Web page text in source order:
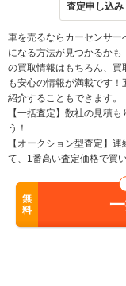
査定申し込み
車を売るならカーセンサ
になる方法が見つかるか
の買取情報はもちろん、
も安心の情報が満載です
紹介することもできます。
【一括査定】数社の見積
う！
【オークション型査定】
て、1番高い査定価格で買
無
料